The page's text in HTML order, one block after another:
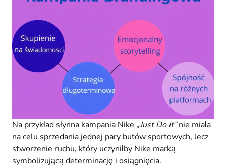
Na przykład słynna kampania Nike „Just Do It”nie miała
na celu sprzedania jednej pary butów sportowych, lecz
stworzenie ruchu, który uczyniłby Nike marką
symbolizującą determinację i osiągnięcia.